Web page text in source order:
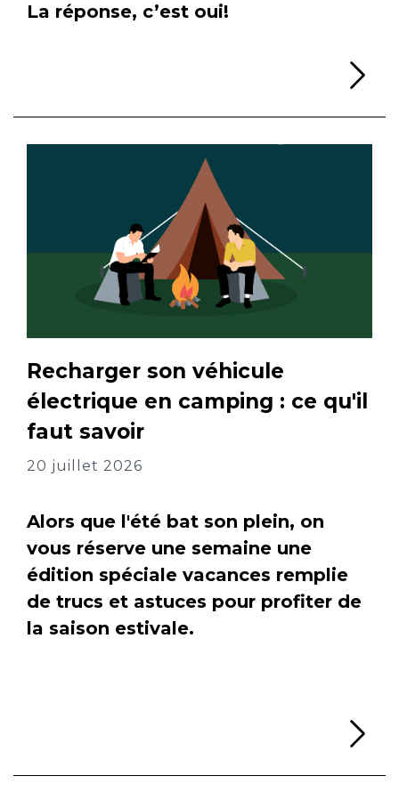
La réponse, c’est oui!
Recharger son véhicule
électrique en camping : ce qu'il
faut savoir
20 juillet 2026
Alors que l'été bat son plein, on
vous réserve une semaine une
édition spéciale vacances remplie
de trucs et astuces pour profiter de
la saison estivale.